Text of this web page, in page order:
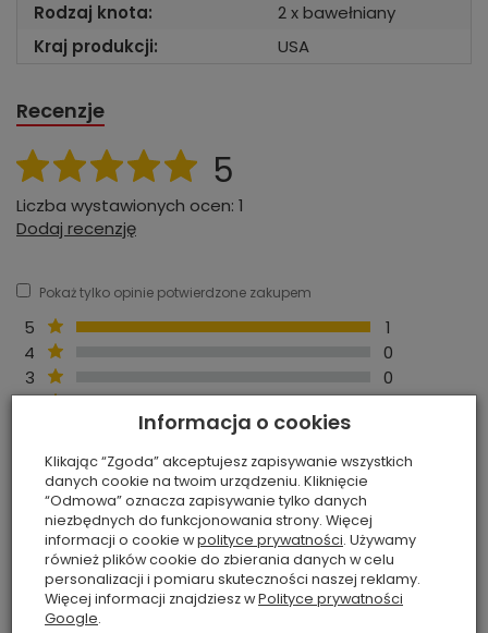
Rodzaj knota:
2 x bawełniany
Kraj produkcji:
USA
Recenzje
5
Liczba wystawionych ocen: 1
Dodaj recenzję
Pokaż tylko opinie potwierdzone zakupem
5
1
4
0
3
0
2
0
Kliknij ocenę aby filtrować opinie
Hania Zweryfikowany
27-06-2026
Piękny wiosenny zapach, nie przytłacza,polecam.
Recenzja potwierdzona zamówieniem.
Informacja o cookies
Klikając “Zgoda” akceptujesz zapisywanie wszystkich
danych cookie na twoim urządzeniu. Kliknięcie
“Odmowa” oznacza zapisywanie tylko danych
niezbędnych do funkcjonowania strony. Więcej
informacji o cookie wpolityce prywatności. Używamy
również plików cookie do zbierania danych w celu
personalizacji i pomiaru skuteczności naszej reklamy.
Więcej informacji znajdziesz wPolityce prywatności
Google.